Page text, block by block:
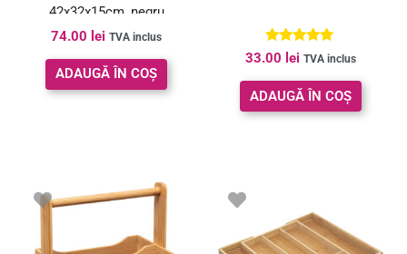
42x32x15cm, negru
74.00 lei TVA inclus
ADAUGĂ ÎN COȘ
Evaluat la
4.86
din 5
33.00 lei TVA inclus
ADAUGĂ ÎN COȘ